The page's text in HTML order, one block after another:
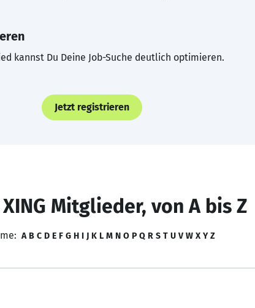
kannst Du Deine Job-Suche deutlich optimieren.
Jetzt registrieren
Mitglieder, von A bis Z
A B C D E F G H I J K L M N O P Q R S T U V W X Y Z